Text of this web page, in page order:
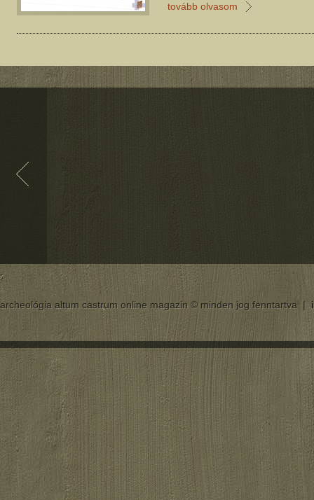
1912-13-ban és Ferenczi László által
valamint a négyezet, a szerzetesi
tovább olvasom
archeológia altum castrum online magazin © minden jog fenntartva |